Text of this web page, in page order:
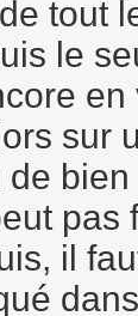
tout
le
en
sur
il